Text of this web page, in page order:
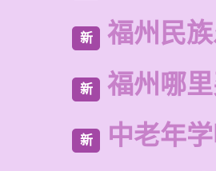
新 福州民
新 福州哪
新 中老年